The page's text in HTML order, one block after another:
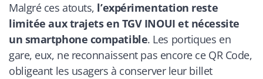
Malgré ces atouts, l’expérimentation reste
limitée aux trajets en TGV INOUI et nécessite
un smartphone compatible. Les portiques en
gare, eux, ne reconnaissent pas encore ce QR Code,
obligeant les usagers à conserver leur billet